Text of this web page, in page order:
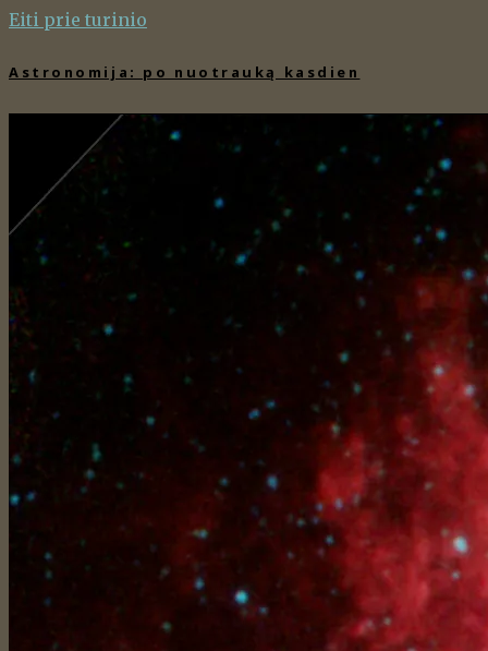
Eiti prie turinio
Astronomija: po nuotrauką kasdien